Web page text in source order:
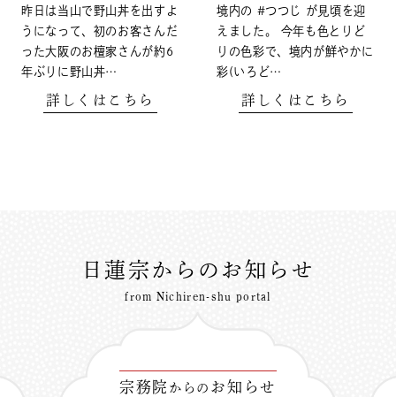
昨日は当山で野山丼を出すよ
うになって、初のお客さんだ
った大阪のお檀家さんが約6
年ぶりに野山丼…
詳しくはこちら
境内の #つつじ が見頃を迎
えました。 今年も色とりど
りの色彩で、境内が鮮やかに
彩(いろど…
詳しくはこちら
日蓮宗からのお知らせ
from Nichiren-shu portal
宗務院 からの お知らせ